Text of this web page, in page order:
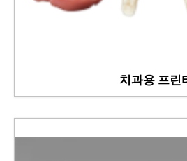
치과용 프린